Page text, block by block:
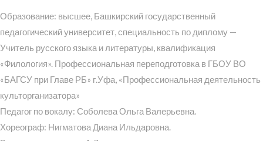
Образование: высшее, Башкирский государственный
педагогический университет, специальность по диплому —
Учитель русского языка и литературы, квалификация
«Филология». Профессиональная переподготовка в ГБОУ ВО
«БАГСУ при Главе РБ» г.Уфа, «Профессиональная деятельность
культорганизатора»
Педагог по вокалу: Соболева Ольга Валерьевна.
Хореограф: Нигматова Диана Ильдаровна.